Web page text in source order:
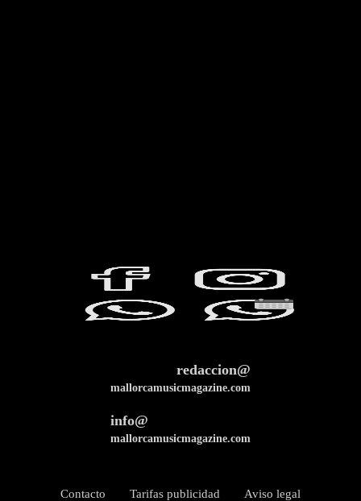
redaccion@
mallorcamusicmagazine.com
info@
mallorcamusicmagazine.com
Contacto Tarifas publicidad Aviso legal